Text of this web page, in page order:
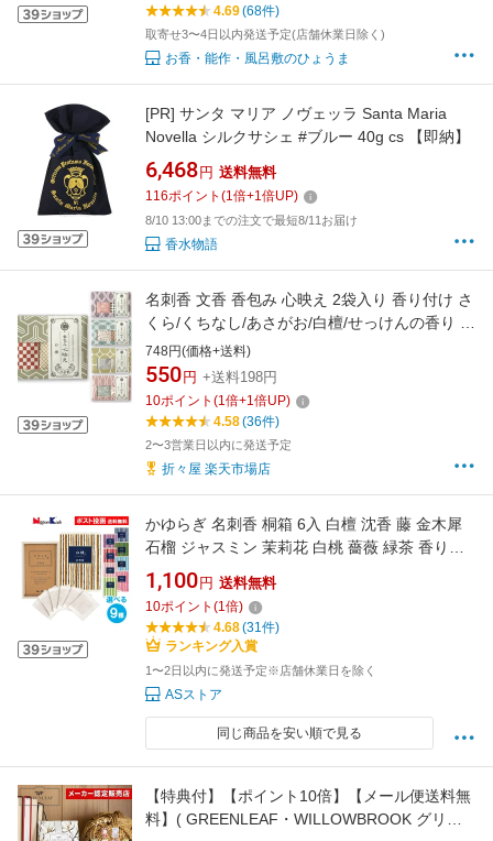
4.69(68件)
取寄せ3〜4日以内発送予定(店舗休業日除く)
お香・能作・風呂敷のひょうま
[PR] サンタ マリア ノヴェッラ Santa Maria
Novella シルクサシェ #ブルー 40g cs 【即納】
6,468 円 送料無料
116ポイント (1倍+1倍UP)
8/10 13:00までの注文で最短8/11お届け
香水物語
名刺香 文香 香包み 心映え 2袋入り 香り付け さ
くら/くちなし/あさがお/白檀/せっけんの香り 新
社会人 お祝い プチギフト 名刺入れ 財布 手紙
メール便対応 香彩堂
748円(価格+送料)
550 円 +送料198円
10ポイント (1倍+1倍UP)
4.58(36件)
2〜3営業日以内に発送予定
折々屋 楽天市場店
かゆらぎ 名刺香 桐箱 6入 白檀 沈香 藤 金木犀
石榴 ジャスミン 茉莉花 白桃 薔薇 緑茶 香り袋
匂い袋 日本香堂
1,100 円 送料無料
10ポイント (1倍)
4.68(31件)
ランキング入賞
1〜2日以内に発送予定※店舗休業日を除く
ASストア
同じ商品を安い順で見る
【特典付】【ポイント10倍】【メール便送料無
料】( GREENLEAF・WILLOWBROOK グリー